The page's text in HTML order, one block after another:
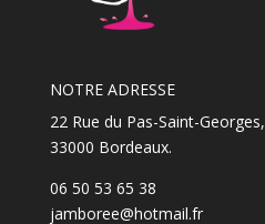
NOTRE ADRESSE
22 Rue du Pas-Saint-Georges,
33000 Bordeaux.
06 50 53 65 38
jamboree@hotmail.fr